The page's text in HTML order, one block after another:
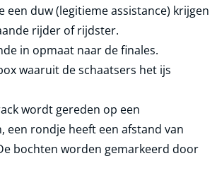
een duw (legitieme assistance) krijgen
rijder of rijdster.
in opmaat naar de finales.
waaruit de schaatsers het ijs
wordt gereden op een
een rondje heeft een afstand van
bochten worden gemarkeerd door